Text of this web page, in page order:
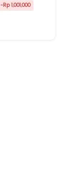
-Rp 1,001,000